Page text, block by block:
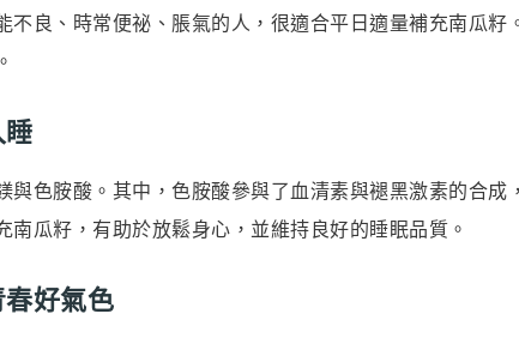
不良、時常便祕、脹氣的人，很適合平日適量補充南瓜
與色胺酸。其中，色胺酸參與了血清素與褪黑激素的合
南瓜籽，有助於放鬆身心，並維持良好的睡眠品質。
好氣色